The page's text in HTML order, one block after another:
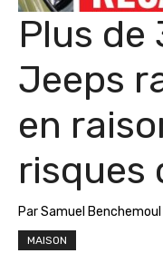
Plus
Jeeps
en
risques
Par Samuel Benchemoul
MAISON